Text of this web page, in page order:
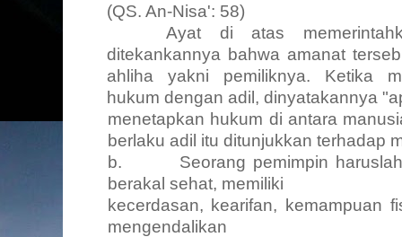
(QS. An-Nisa': 58)
Ayat di atas
ditekankannya bahwa amanat
ahliha yakni pemiliknya. Ketika
hukum dengan adil, dinyatakannya
menetapkan hukum di antara
berlaku adil itu ditunjukkan terhadap
b.
Seorang pemimpin
berakal sehat, memiliki
kecerdasan, kearifan, kemampuan
mengendalikan